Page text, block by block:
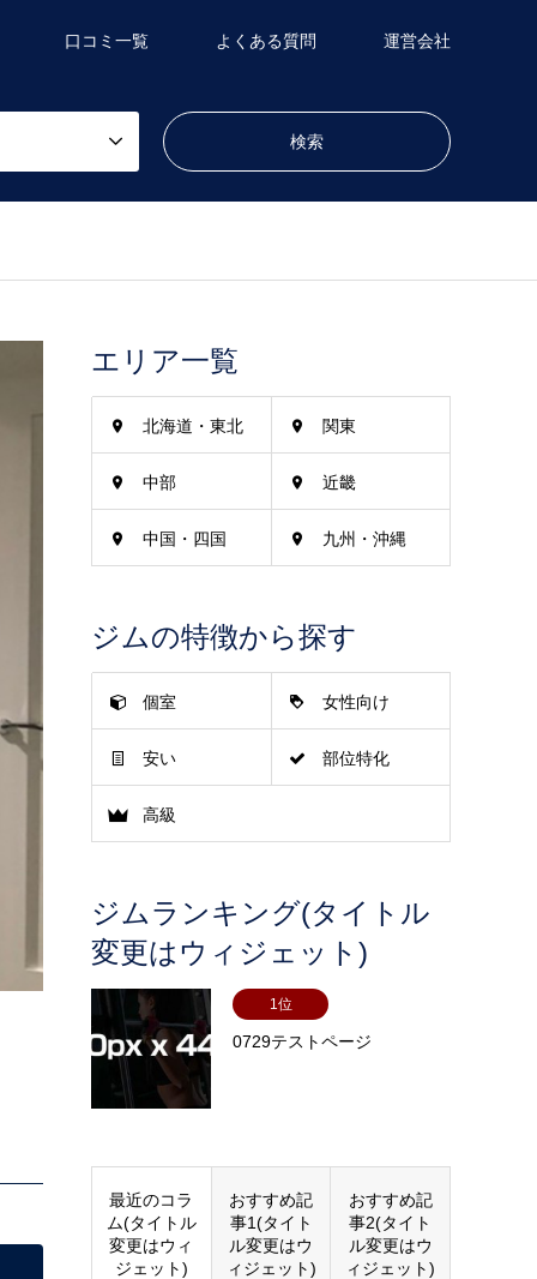
口コミ一覧 よくある質問 運営会社
エリア一覧
北海道・東北 関東
中部 近畿
中国・四国 九州・沖縄
ジムの特徴から探す
個室 女性向け
安い 部位特化
高級
ジムランキング(タイトル
変更はウィジェット)
1位
0729テストページ
最近のコラ
ム(タイトル
変更はウィ
ジェット)
おすすめ記
事1(タイト
ル変更はウ
ィジェット)
おすすめ記
事2(タイト
ル変更はウ
ィジェット)